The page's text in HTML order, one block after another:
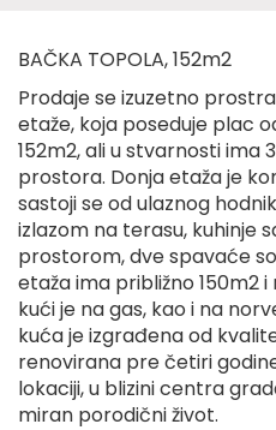
BAČKA TOPOLA, 152m2
Prodaje se izuzetno
etaže, koja poseduje plac
152m2, ali u stvarnosti ima
prostora. Donja etaža je
sastoji se od ulaznog
izlazom na terasu, kuhinje
prostorom, dve spavaće
etaža ima približno 150m2
kući je na gas, kao i na
kuća je izgrađena od
renovirana pre četiri
lokaciji, u blizini centra
miran porodični život.